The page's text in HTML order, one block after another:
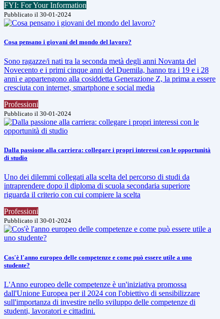
FYI: For Your Information
Pubblicato il 30-01-2024
Cosa pensano i giovani del mondo del lavoro?
Sono ragazze/i nati tra la seconda metà degli anni Novanta del
Novecento e i primi cinque anni del Duemila, hanno tra i 19 e i 28
anni e appartengono alla cosiddetta Generazione Z, la prima a essere
cresciuta con internet, smartphone e social media
Professioni
Pubblicato il 30-01-2024
Dalla passione alla carriera: collegare i propri interessi con le opportunità
di studio
Uno dei dilemmi collegati alla scelta del percorso di studi da
intraprendere dopo il diploma di scuola secondaria superiore
riguarda il criterio con cui compiere la scelta
Professioni
Pubblicato il 30-01-2024
Cos'è l'anno europeo delle competenze e come può essere utile a uno
studente?
L'Anno europeo delle competenze è un'iniziativa promossa
dall'Unione Europea per il 2024 con l'obiettivo di sensibilizzare
sull'importanza di investire nello sviluppo delle competenze di
studenti, lavoratori e cittadini.